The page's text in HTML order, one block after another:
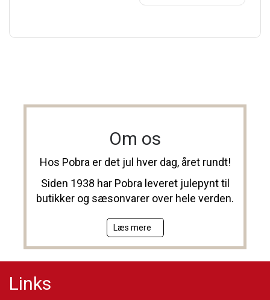
Om os
Hos Pobra er det jul hver dag, året rundt!
Siden 1938 har Pobra leveret julepynt til
butikker og sæsonvarer over hele verden.
Læs mere
Links